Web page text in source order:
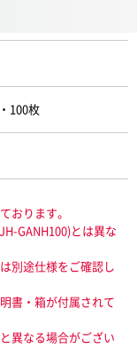
100枚
おります。
GANH100)とは異な
別途仕様をご確認し
書・箱が付属されて
異なる場合がござい